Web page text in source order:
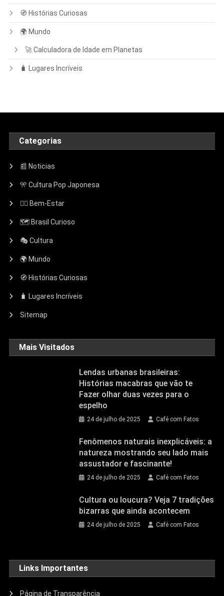
🧭 Histórias Curiosas
🌍 Mundo
🚀 Calculadora de Idade em Planetas
🧳 Lugares Incríveis
Categorias
📰 Noticias
🎌 Cultura Pop Japonesa
🧘‍♀️ Bem-Estar
🗺️ Brasil Curioso
🎭 Cultura
🌍 Mundo
🧭 Histórias Curiosas
🧳 Lugares Incríveis
Sitemap
Mais Visitados
Lendas urbanas brasileiras:
Histórias macabras que vão te
Fazer olhar duas vezes para o
espelho
24 de julho de 2025 Café com Fatos
Fenômenos naturais inexplicáveis: a
natureza mostrando seu lado mais
assustador e fascinante!
24 de julho de 2025 Café com Fatos
Cultura ou loucura? Veja 7 tradições
bizarras que ainda acontecem
24 de julho de 2025 Café com Fatos
Links Importantes
Página de Transparência